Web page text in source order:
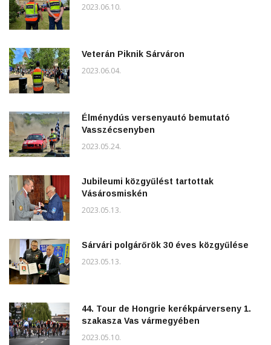
2023.06.10.
Veterán Piknik Sárváron
2023.06.04.
Élménydús versenyautó bemutató
Vasszécsenyben
2023.05.24.
Jubileumi közgyűlést tartottak
Vásárosmiskén
2023.05.13.
Sárvári polgárőrök 30 éves közgyűlése
2023.05.13.
44. Tour de Hongrie kerékpárverseny 1.
szakasza Vas vármegyében
2023.05.10.